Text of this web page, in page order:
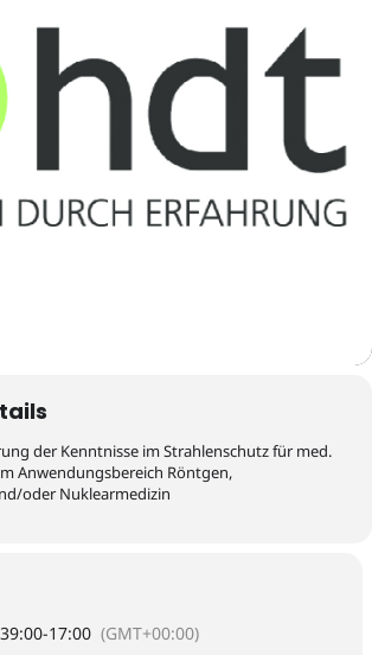
der Kenntnisse im Strahlenschutz für med.
Anwendungsbereich Röntgen,
oder Nuklearmedizin
9:00-17:00 (GMT+00:00)